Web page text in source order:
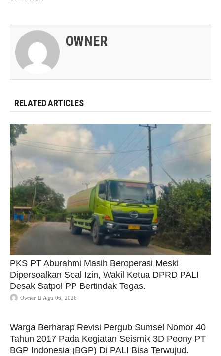
OWNER
RELATED ARTICLES
PKS PT Aburahmi Masih Beroperasi Meski
Dipersoalkan Soal Izin, Wakil Ketua DPRD PALI
Desak Satpol PP Bertindak Tegas.
Owner Agu 06, 2026
Warga Berharap Revisi Pergub Sumsel Nomor 40
Tahun 2017 Pada Kegiatan Seismik 3D Peony PT
BGP Indonesia (BGP) Di PALI Bisa Terwujud.